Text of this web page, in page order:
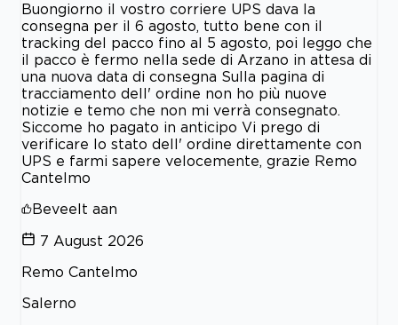
Buongiorno il vostro corriere UPS dava la
consegna per il 6 agosto, tutto bene con il
tracking del pacco fino al 5 agosto, poi leggo che
il pacco è fermo nella sede di Arzano in attesa di
una nuova data di consegna Sulla pagina di
tracciamento dell' ordine non ho più nuove
notizie e temo che non mi verrà consegnato.
Siccome ho pagato in anticipo Vi prego di
verificare lo stato dell' ordine direttamente con
UPS e farmi sapere velocemente, grazie Remo
Cantelmo
Beveelt aan
7 August 2026
Remo Cantelmo
Salerno